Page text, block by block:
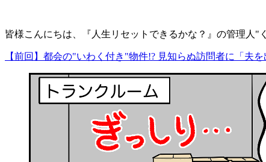
皆様こんにちは、『人生リセットできるかな？』の管理人"
【前回】都会の"いわく付き"物件!? 見知らぬ訪問者に「夫